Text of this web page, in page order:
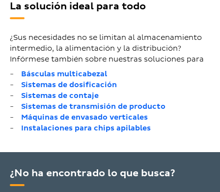
La solución ideal para todo
¿Sus necesidades no se limitan al almacenamiento
intermedio, la alimentación y la distribución?
Infórmese también sobre nuestras soluciones para
Básculas multicabezal
Sistemas de dosificación
Sistemas de contaje
Sistemas de transmisión de producto
Máquinas de envasado verticales
Instalaciones para chips apilables
¿No ha encontrado lo que busca?